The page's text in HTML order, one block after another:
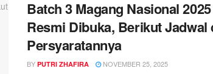
Batch 3 Magang Nasional 2025
Resmi Dibuka, Berikut Jadwal
Persyaratannya
BY PUTRI ZHAFIRA NOVEMBER 25, 2025